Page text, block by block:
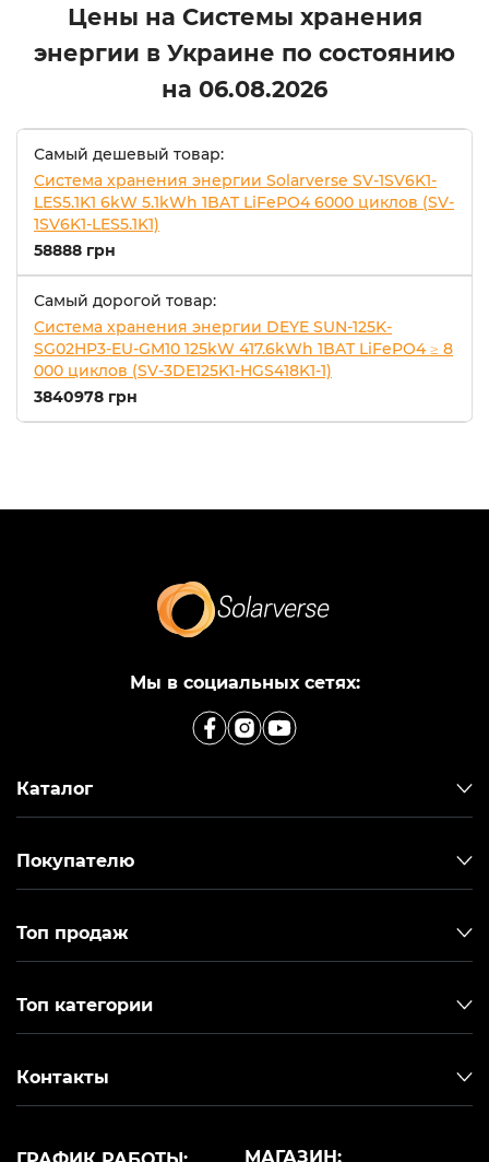
Цены на Системы хранения
энергии в Украине по состоянию
на 06.08.2026
Самый дешевый товар:
Система хранения энергии Solarverse SV-1SV6K1-
LES5.1K1 6kW 5.1kWh 1BAT LiFePO4 6000 циклов (SV-
1SV6K1-LES5.1K1)
58888 грн
Самый дорогой товар:
Система хранения энергии DEYE SUN-125K-
SG02HP3-EU-GM10 125kW 417.6kWh 1BAT LiFePO4 ≥ 8
000 циклов (SV-3DE125K1-HGS418K1-1)
3840978 грн
Мы в социальных сетях:
Каталог
Покупателю
Топ продаж
Топ категории
Контакты
МАГАЗИН: